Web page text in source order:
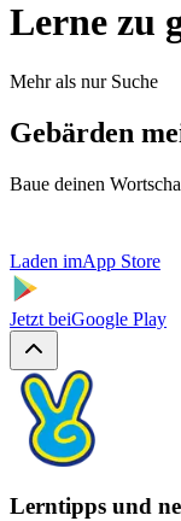
Lerne zu
Mehr als nur Suche
Gebärden
Baue deinen
Laden imApp Store
Jetzt beiGoogle Play
Lerntipps und